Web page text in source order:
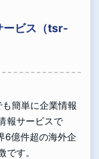
ービス（tsr-
簡単に企業情報
報サービスで
6億件超の海外企
す。